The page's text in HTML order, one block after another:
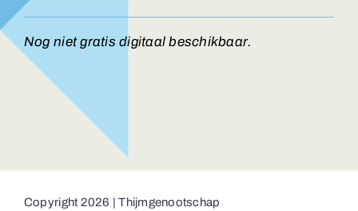
ZOEKEN
Nog niet gratis digitaal beschikbaar.
Copyright 2026 | Thijmgenootschap